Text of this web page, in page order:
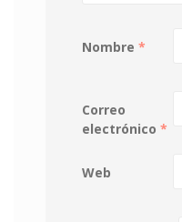
Nombre *
Correo
electrónico *
Web